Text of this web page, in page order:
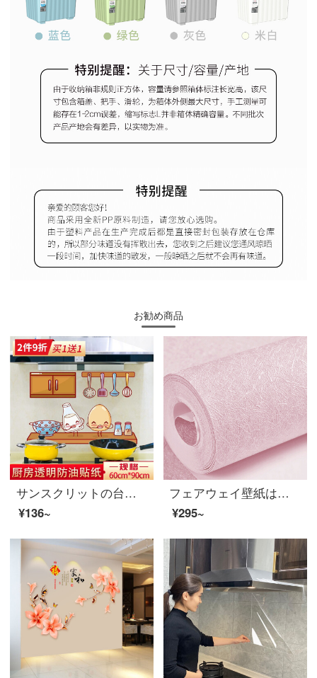
お勧め商品
サンスクリットの台所の防油シールが透明で高温防油煙シールが貼ってあります。台所の壁紙はかまどの壁に飾ります。ガラスで壁紙を貼ります。防水、油汚れ防止壁に貼ります。
¥136~
フェアウェイ壁紙はテレビの背景壁を貼ってから、寝室のリビングに貼ります。現代簡単な子供部屋のシールは直接にカラーフィルムを貼ります。薄いピンクの60センチ幅X 6メートルです。
¥295~